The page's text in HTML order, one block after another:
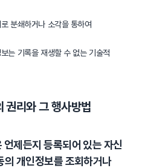
분쇄하거나 소각을 통하여
는 기록을 재생할 수 없는 기술적
권리와 그 행사방법
제든지 등록되어 있는 자신
의 개인정보를 조회하거나